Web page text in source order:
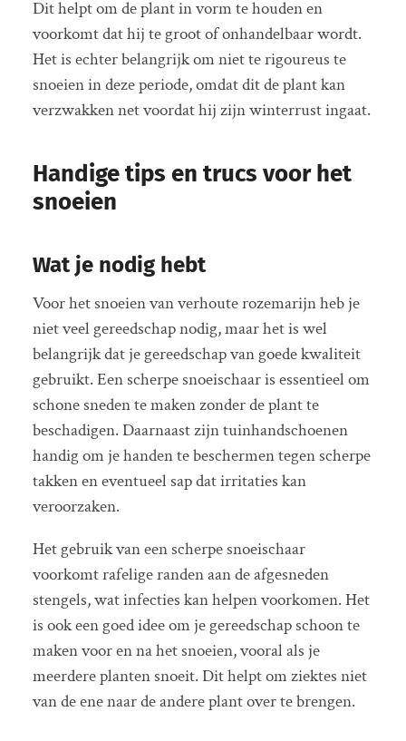
Dit helpt om de plant in vorm te houden en
voorkomt dat hij te groot of onhandelbaar wordt.
Het is echter belangrijk om niet te rigoureus te
snoeien in deze periode, omdat dit de plant kan
verzwakken net voordat hij zijn winterrust ingaat.
Handige tips en trucs voor het
snoeien
Wat je nodig hebt
Voor het snoeien van verhoute rozemarijn heb je
niet veel gereedschap nodig, maar het is wel
belangrijk dat je gereedschap van goede kwaliteit
gebruikt. Een scherpe snoeischaar is essentieel om
schone sneden te maken zonder de plant te
beschadigen. Daarnaast zijn tuinhandschoenen
handig om je handen te beschermen tegen scherpe
takken en eventueel sap dat irritaties kan
veroorzaken.
Het gebruik van een scherpe snoeischaar
voorkomt rafelige randen aan de afgesneden
stengels, wat infecties kan helpen voorkomen. Het
is ook een goed idee om je gereedschap schoon te
maken voor en na het snoeien, vooral als je
meerdere planten snoeit. Dit helpt om ziektes niet
van de ene naar de andere plant over te brengen.